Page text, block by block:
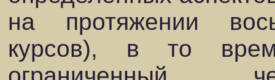
на протяжении
курсов), в то